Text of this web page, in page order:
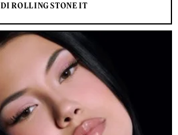
DI ROLLING STONE IT